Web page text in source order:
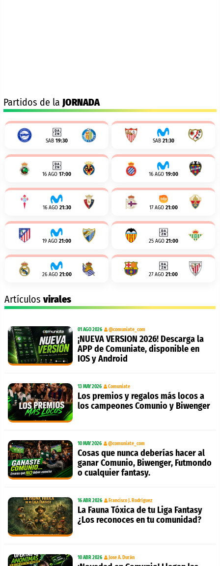
Partidos de la JORNADA
SAB 19:30 SAB 21:30
16 AGO 17:00 16 AGO 19:00
16 AGO 21:30 17 AGO 21:00
19 AGO 21:00 25 AGO 21:00
26 AGO 21:00 27 AGO 21:00
Artículosvirales
01 AGO 2026 @comuniate_com
¡NUEVA VERSION 2026! Descarga la
APP de Comuniate, disponible en
IOS y Android
13 MAY 2026 Comuniate
Los premios y regalos más locos a
los campeones Comunio y Biwenger
10 MAY 2026 @comuniate_com
Cosas que nunca deberías hacer al
ganar Comunio, Biwenger, Futmondo
o cualquier fantasy.
16 ABR 2026 Francisco J. Rodríguez
La Fauna Tóxica de tu Liga Fantasy
¿Los reconoces en tu comunidad?
10 ABR 2026 Jose A. Durán